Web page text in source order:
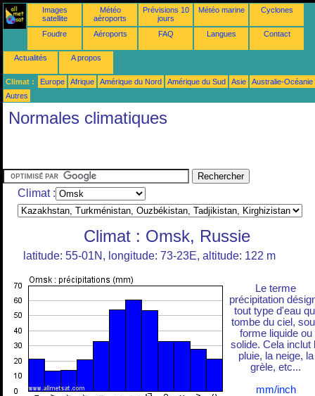
Images
satellite
Météo
aéroports
Prévisions 10
jours
Météo marine Cyclones
Foudre Aéroports FAQ Langues Contact
Actualités A propos
Climat : Europe Afrique Amérique du Nord Amérique du Sud Asie
Australie-Océanie
Autres
Normales climatiques
Climat :
Climat : Omsk, Russie
latitude: 55-01N, longitude: 73-23E, altitude: 122 m
Le terme
précipitation
tout type d'eau
tombe du ciel,
forme liquide ou
solide. Cela inclut
pluie, la neige, la
grèle, etc...
mm/inch